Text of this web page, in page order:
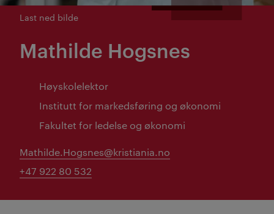
Last ned bilde
Mathilde Hogsnes
Høyskolelektor
Institutt for markedsføring og økonomi
Fakultet for ledelse og økonomi
Mathilde.Hogsnes@kristiania.no
+47 922 80 532